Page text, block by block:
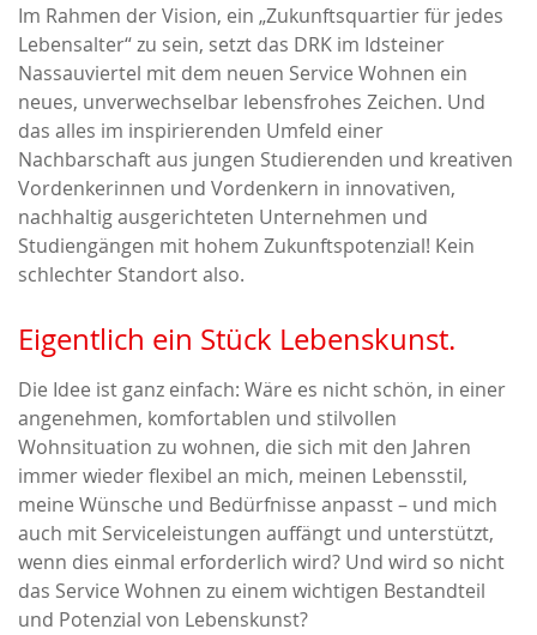
Im Rahmen der Vision, ein „Zukunftsquartier für jedes
Lebensalter“ zu sein, setzt das DRK im Idsteiner
Nassauviertel mit dem neuen Service Wohnen ein
neues, unverwechselbar lebensfrohes Zeichen. Und
das alles im inspirierenden Umfeld einer
Nachbarschaft aus jungen Studierenden und kreativen
Vordenkerinnen und Vordenkern in innovativen,
nachhaltig ausgerichteten Unternehmen und
Studiengängen mit hohem Zukunftspotenzial! Kein
schlechter Standort also.
Eigentlich ein Stück Lebenskunst.
Die Idee ist ganz einfach: Wäre es nicht schön, in einer
angenehmen, komfortablen und stilvollen
Wohnsituation zu wohnen, die sich mit den Jahren
immer wieder flexibel an mich, meinen Lebensstil,
meine Wünsche und Bedürfnisse anpasst – und mich
auch mit Serviceleistungen auffängt und unterstützt,
wenn dies einmal erforderlich wird? Und wird so nicht
das Service Wohnen zu einem wichtigen Bestandteil
und Potenzial von Lebenskunst?